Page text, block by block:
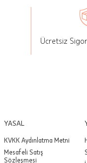
Ücretsiz
YASAL
KVKK Aydınlatma Metni
Mesafeli Satış
Sözleşmesi
Önemli: